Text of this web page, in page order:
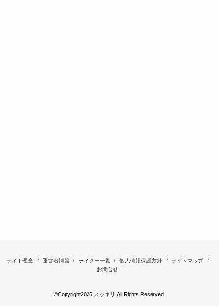
サイト理念 運営者情報 ライター一覧 個人情報保護方針
サイトマップ
お問合せ
©Copyright2026 スッキリ .All Rights Reserved.